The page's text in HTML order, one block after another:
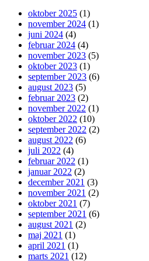
oktober 2025 (1)
november 2024 (1)
juni 2024 (4)
februar 2024 (4)
november 2023 (5)
oktober 2023 (1)
september 2023 (6)
august 2023 (5)
februar 2023 (2)
november 2022 (1)
oktober 2022 (10)
september 2022 (2)
august 2022 (6)
juli 2022 (4)
februar 2022 (1)
januar 2022 (2)
december 2021 (3)
november 2021 (2)
oktober 2021 (7)
september 2021 (6)
august 2021 (2)
maj 2021 (1)
april 2021 (1)
marts 2021 (12)